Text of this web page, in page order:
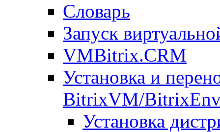
Словарь
Запуск
VMBitrix.CRM
Установка и
BitrixVM/
Установка